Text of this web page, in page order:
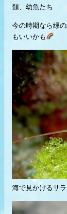
類、幼魚たち…
今の時期なら緑
もいいかも
海で見かけるサ